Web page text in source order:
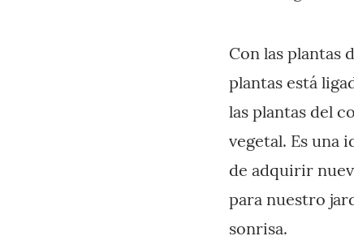
Con las plantas
plantas está
las plantas del
vegetal. Es una
de adquirir
para nuestro
sonrisa.